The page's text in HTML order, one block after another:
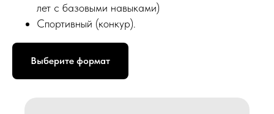
лет с базовыми навыками)
Спортивный (конкур).
Выберите формат